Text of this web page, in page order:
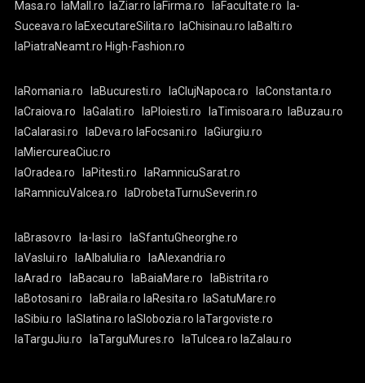
Masa.ro
laMall.ro laZiar.ro laFirma.ro laFacultate.ro
la-
Suceava.ro laExecutareSilita.ro laChisinau.ro laBalti.ro
laPiatraNeamt.ro High-Fashion.ro
laRomania.ro laBucuresti.ro laClujNapoca.ro
laConstanta.ro
laCraiova.ro
laGalati.ro laPloiesti.ro laTimisoara.ro
laBuzau.ro
laCalarasi.ro
laDeva.ro laFocsani.ro
laGiurgiu.ro
laMiercureaCiuc.ro
laOradea.ro
laPitesti.ro
laRamnicuSarat.ro
laRamnicuValcea.ro
laDrobetaTurnuSeverin.ro
laBrasov.ro la-Iasi.ro
laSfantuGheorghe.ro
laVaslui.ro
laAlbaIulia.ro
laAlexandria.ro
laArad.ro
laBacau.ro laBaiaMare.ro
laBistrita.ro
laBotosani.ro
laBraila.ro laResita.ro
laSatuMare.ro
laSibiu.ro
laSlatina.ro laSlobozia.ro laTargoviste.ro
laTarguJiu.ro
laTarguMures.ro laTulcea.ro laZalau.ro